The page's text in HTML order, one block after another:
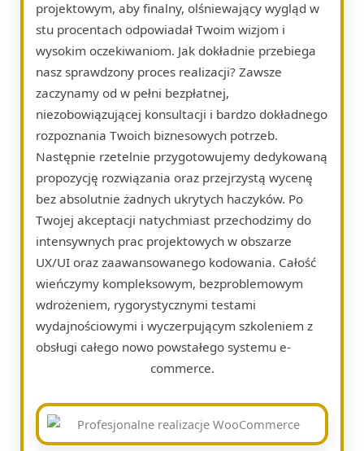
projektowym, aby finalny, olśniewający wygląd w
stu procentach odpowiadał Twoim wizjom i
wysokim oczekiwaniom. Jak dokładnie przebiega
nasz sprawdzony proces realizacji? Zawsze
zaczynamy od w pełni bezpłatnej,
niezobowiązującej konsultacji i bardzo dokładnego
rozpoznania Twoich biznesowych potrzeb.
Następnie rzetelnie przygotowujemy dedykowaną
propozycję rozwiązania oraz przejrzystą wycenę
bez absolutnie żadnych ukrytych haczyków. Po
Twojej akceptacji natychmiast przechodzimy do
intensywnych prac projektowych w obszarze
UX/UI oraz zaawansowanego kodowania. Całość
wieńczymy kompleksowym, bezproblemowym
wdrożeniem, rygorystycznymi testami
wydajnościowymi i wyczerpującym szkoleniem z
obsługi całego nowo powstałego systemu e-
commerce.